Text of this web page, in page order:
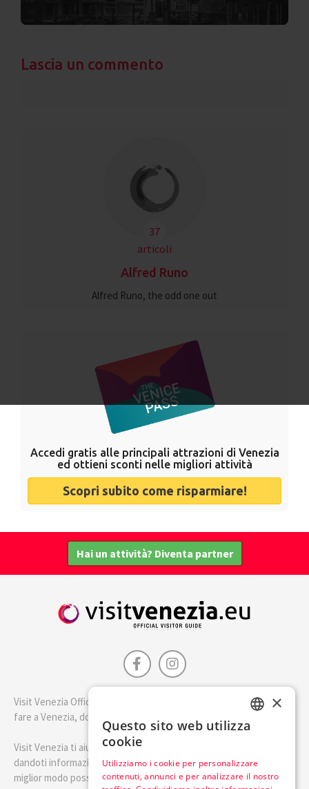
Lascia un commento
37
articoli
Alfred Runo
Alfred Runo, the odd one out
Accedi gratis alle principali attrazioni di Venezia
ed ottieni sconti nelle migliori attività
Scopri subito come risparmiare!
Hai un attività? Diventa partner
Visit Venezia Official è la guida della città di Venezia. Scopri cosa
fare a Venezia, dove dormire e i migliori posti dove mangiare.
Visit Venezia ti aiuterà a pianificare il tuo viaggio a Venezia
dandoti informazioni utili e consigli su come visitare Venezia nel
miglior modo possibile.
×
Questo sito web utilizza
cookie
Utilizziamo i cookie per personalizzare
contenuti, annunci e per analizzare il nostro